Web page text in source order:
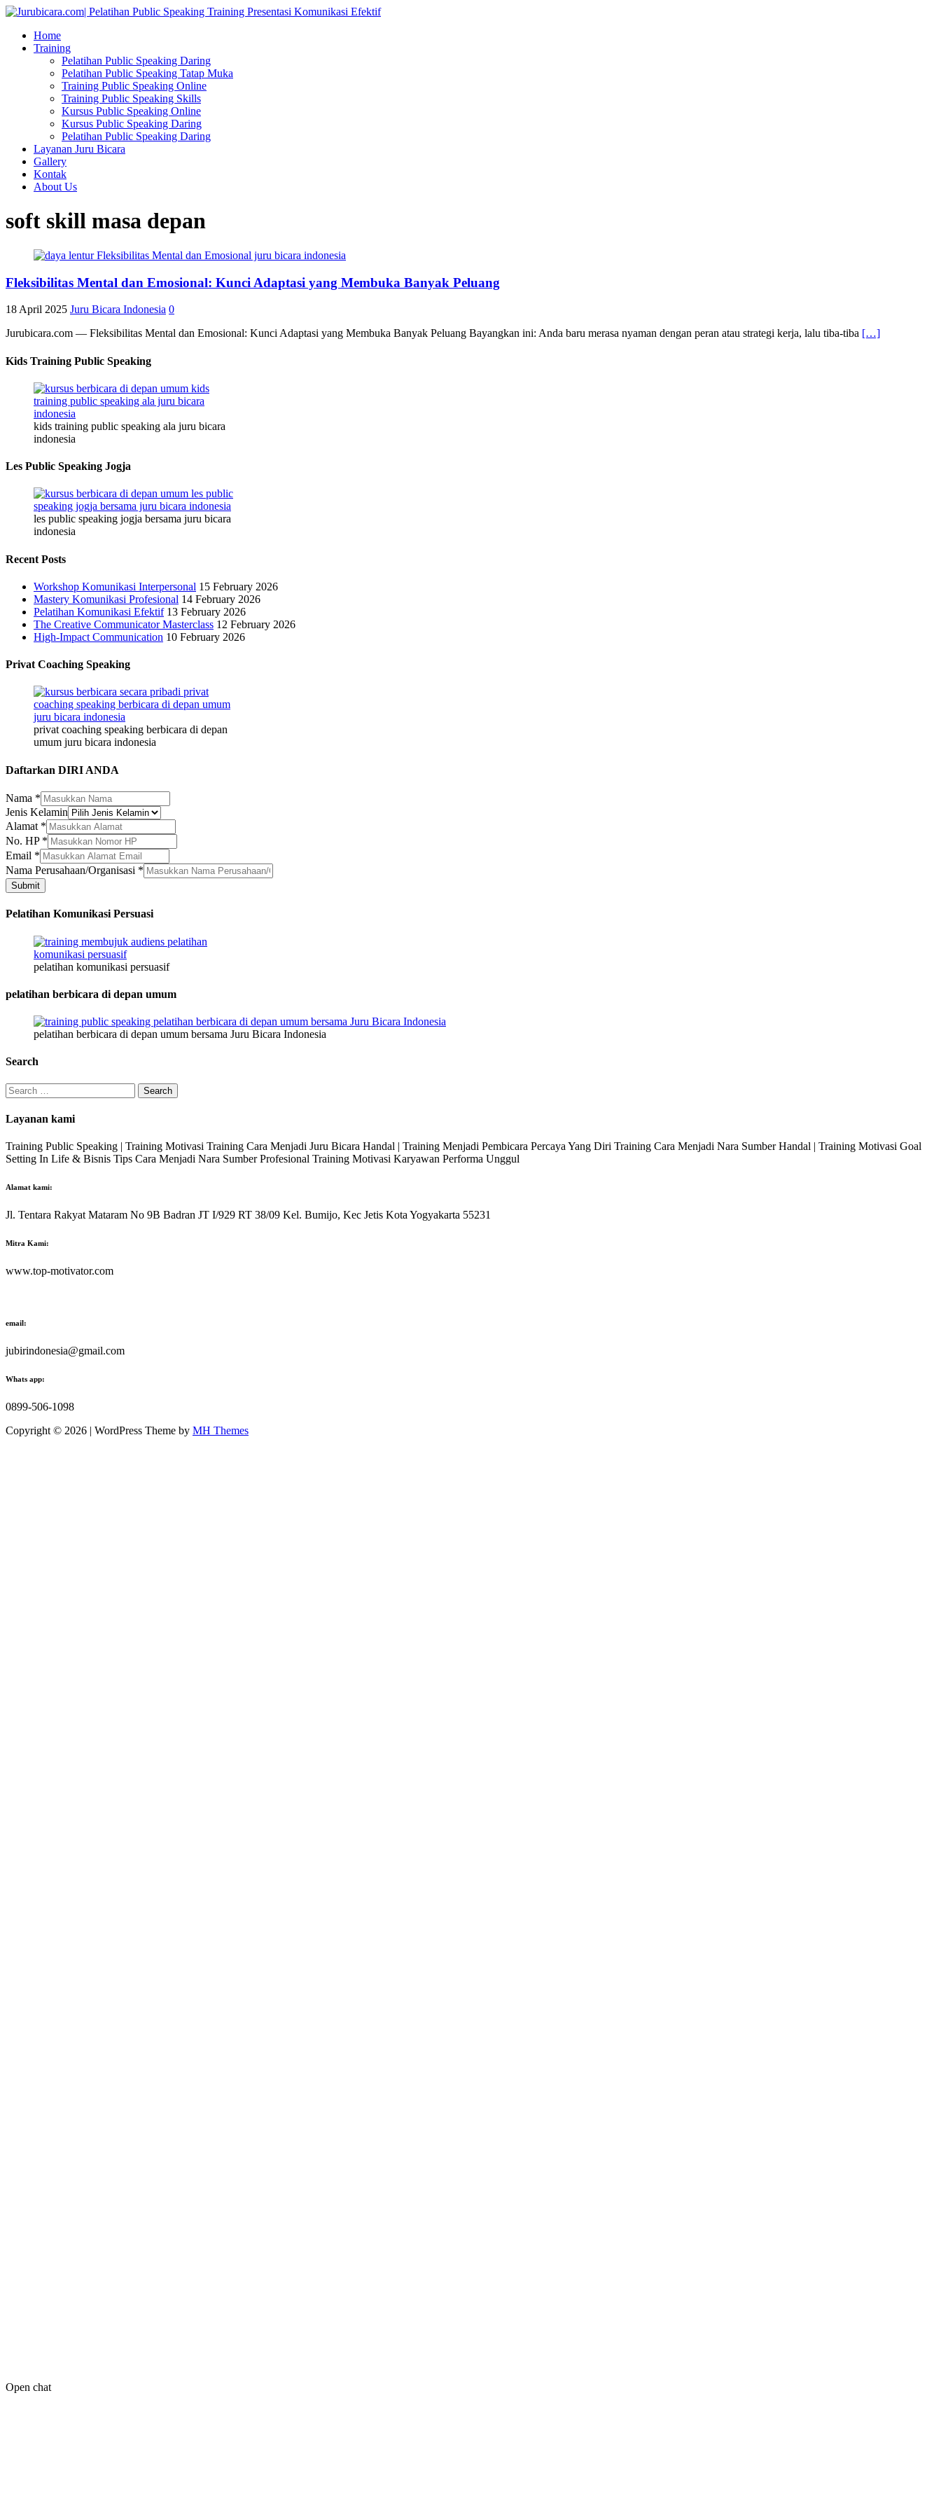
Home
Training
Pelatihan Public Speaking Daring
Pelatihan Public Speaking Tatap Muka
Training Public Speaking Online
Training Public Speaking Skills
Kursus Public Speaking Online
Kursus Public Speaking Daring
Pelatihan Public Speaking Daring
Layanan Juru Bicara
Gallery
Kontak
About Us
soft skill masa depan
Fleksibilitas Mental dan Emosional: Kunci Adaptasi yang Membuka Banyak Peluang
18 April 2025 Juru Bicara Indonesia 0
Jurubicara.com — Fleksibilitas Mental dan Emosional: Kunci Adaptasi yang Membuka Banyak Peluang Bayangkan ini: Anda baru merasa nyaman dengan peran atau strategi kerja, lalu tiba-tiba […]
Kids Training Public Speaking
kids training public speaking ala juru bicara
indonesia
Les Public Speaking Jogja
les public speaking jogja bersama juru bicara
indonesia
Recent Posts
Workshop Komunikasi Interpersonal 15 February 2026
Mastery Komunikasi Profesional 14 February 2026
Pelatihan Komunikasi Efektif 13 February 2026
The Creative Communicator Masterclass 12 February 2026
High-Impact Communication 10 February 2026
Privat Coaching Speaking
privat coaching speaking berbicara di depan
umum juru bicara indonesia
Daftarkan DIRI ANDA
Nama *
Jenis Kelamin
Alamat *
No. HP *
Nama
Email
Perusahaan/Organisasi
Email *
Nama Perusahaan/Organisasi *
Submit
Pelatihan Komunikasi Persuasi
pelatihan komunikasi persuasif
pelatihan berbicara di depan umum
pelatihan berbicara di depan umum bersama Juru Bicara Indonesia
Search
Search
for:
Layanan kami
Training Public Speaking | Training Motivasi Training Cara Menjadi Juru Bicara Handal | Training Menjadi Pembicara Percaya Yang Diri Training Cara Menjadi Nara Sumber Handal | Training Motivasi Goal
Setting In Life & Bisnis Tips Cara Menjadi Nara Sumber Profesional Training Motivasi Karyawan Performa Unggul
Alamat kami:
Jl. Tentara Rakyat Mataram No 9B Badran JT I/929 RT 38/09 Kel. Bumijo, Kec Jetis Kota Yogyakarta 55231
Mitra Kami:
www.top-motivator.com
email:
jubirindonesia@gmail.com
Whats app:
0899-506-1098
Copyright © 2026 | WordPress Theme by MH Themes
Open chat